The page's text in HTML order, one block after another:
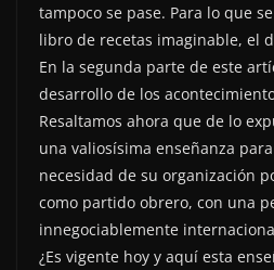
tampoco se pase. Para lo que
libro de recetas imaginable, el
En la segunda parte de este
desarrollo de los
Resaltamos ahora que de lo
una valiosísima enseñanza
necesidad de su organización
como partido obrero, con una
innegociablemente
¿Es vigente hoy y aquí esta